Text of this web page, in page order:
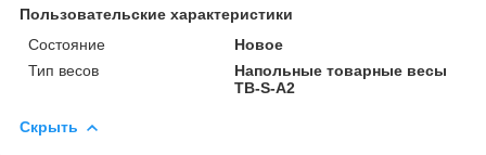
Пользовательские характеристики
Состояние
Новое
Тип весов
Напольные товарные весы
ТВ-S-A2
Скрыть